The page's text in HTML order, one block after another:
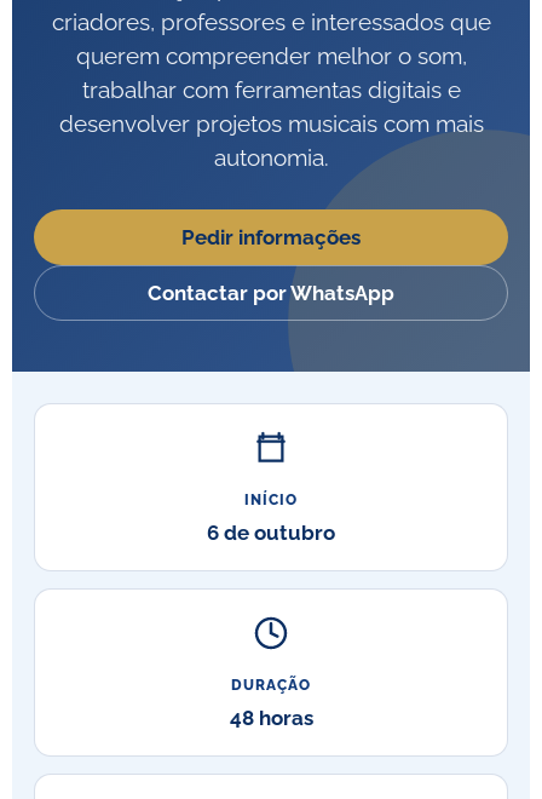
criadores, professores e interessados que
querem compreender melhor o som,
trabalhar com ferramentas digitais e
desenvolver projetos musicais com mais
autonomia.
Pedir informações
Contactar por WhatsApp
INÍCIO
6 de outubro
DURAÇÃO
48 horas